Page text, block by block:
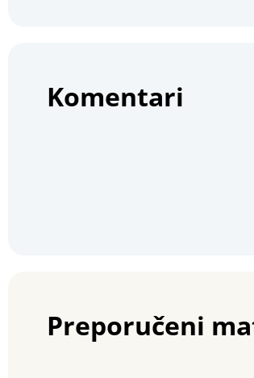
Komentari
Preporučeni